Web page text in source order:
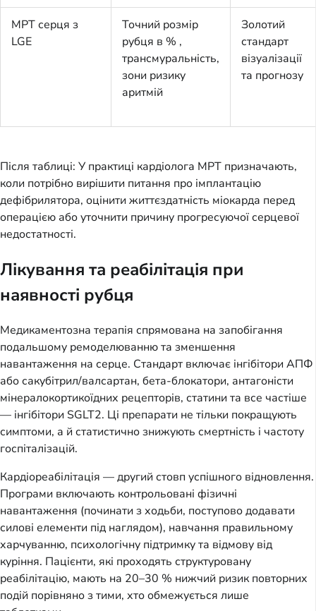
МРТ серця з
LGE
Точний розмір
рубця в % ,
трансмуральність,
зони ризику
аритмій
Золотий
стандарт
візуалізації
та прогнозу
Після таблиці: У практиці кардіолога МРТ призначають,
коли потрібно вирішити питання про імплантацію
дефібрилятора, оцінити життєздатність міокарда перед
операцією або уточнити причину прогресуючої серцевої
недостатності.
Лікування та реабілітація при
наявності рубця
Медикаментозна терапія спрямована на запобігання
подальшому ремоделюванню та зменшення
навантаження на серце. Стандарт включає інгібітори АПФ
або сакубітрил/валсартан, бета-блокатори, антагоністи
мінералокортикоїдних рецепторів, статини та все частіше
— інгібітори SGLT2. Ці препарати не тільки покращують
симптоми, а й статистично знижують смертність і частоту
госпіталізацій.
Кардіореабілітація — другий стовп успішного відновлення.
Програми включають контрольовані фізичні
навантаження (починати з ходьби, поступово додавати
силові елементи під наглядом), навчання правильному
харчуванню, психологічну підтримку та відмову від
куріння. Пацієнти, які проходять структуровану
реабілітацію, мають на 20–30 % нижчий ризик повторних
подій порівняно з тими, хто обмежується лише